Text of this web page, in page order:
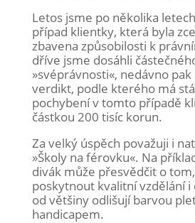
Letos jsme po několika
případ klientky, která byla
zbavena způsobilosti k
dříve jsme dosáhli
»svéprávnosti«, nedávno
verdikt, podle kterého má
pochybení v tomto případě
částkou 200 tisíc korun.
Za velký úspěch považuji i
»Školy na férovku«. Na
divák může přesvědčit o
poskytnout kvalitní vzdělání
od většiny odlišují barvou
handicapem.